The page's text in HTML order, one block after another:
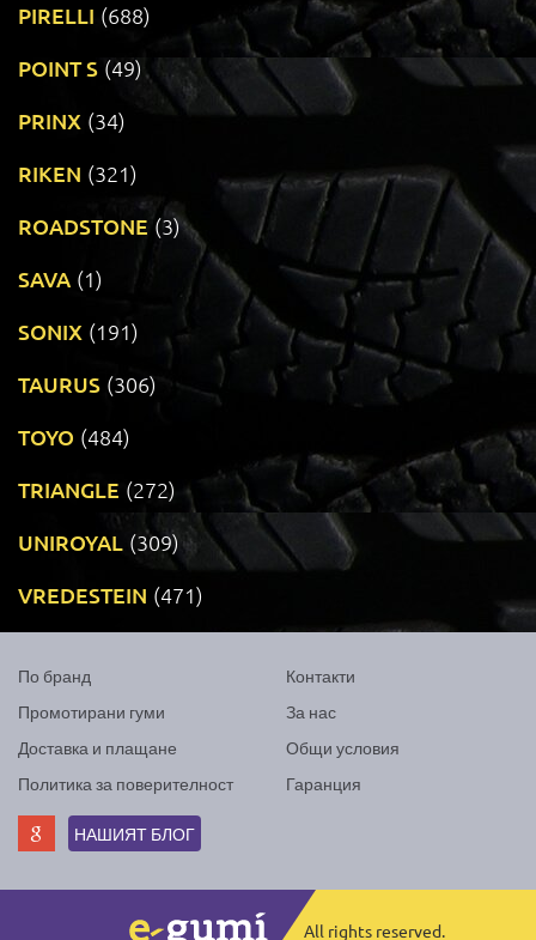
PIRELLI (688)
POINT S (49)
PRINX (34)
RIKEN (321)
ROADSTONE (3)
SAVA (1)
SONIX (191)
TAURUS (306)
TOYO (484)
TRIANGLE (272)
UNIROYAL (309)
VREDESTEIN (471)
По бранд
Промотирани гуми
Доставка и плащане
Политика за поверителност
Контакти
За нас
Общи условия
Гаранция
НАШИЯТ БЛОГ
All rights reserved.